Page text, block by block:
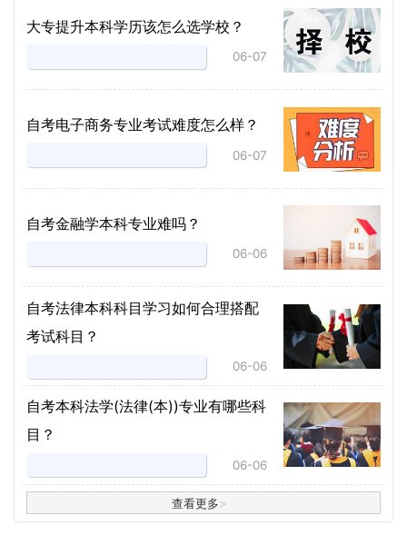
大专提升本科学历该怎么选学校？
06-07
自考电子商务专业考试难度怎么样？
06-07
自考金融学本科专业难吗？
06-06
自考法律本科科目学习如何合理搭配
考试科目？
06-06
​自考本科法学(法律(本))专业有哪些科
目？
06-06
查看更多>